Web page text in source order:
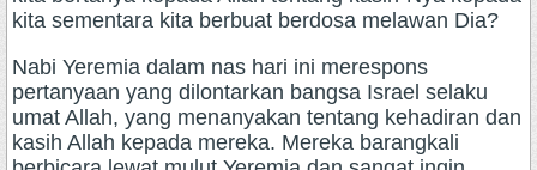
kita sementara kita berbuat berdosa melawan Dia?
Nabi Yeremia dalam nas hari ini merespons
pertanyaan yang dilontarkan bangsa Israel selaku
umat Allah, yang menanyakan tentang kehadiran dan
kasih Allah kepada mereka. Mereka barangkali